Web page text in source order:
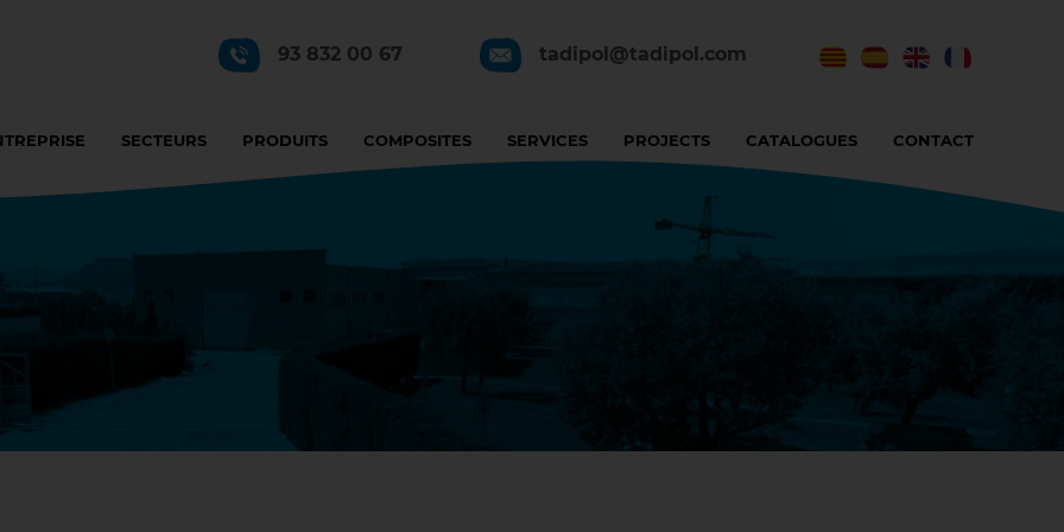
93 832 00 67 tadipol@tadipol.com
SECTEURS PRODUITS COMPOSITES SERVICES PROJECTS CATALOGUES CONTACT